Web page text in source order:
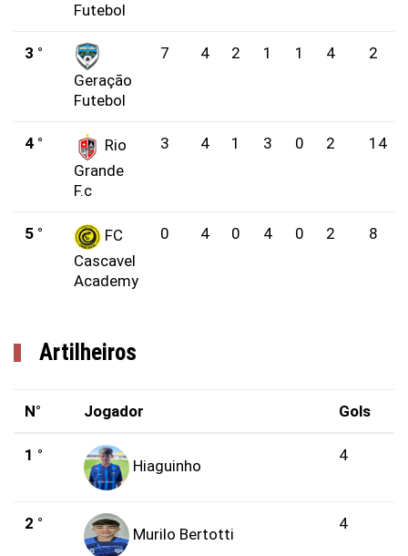
Futebol
3 °
Geração
Futebol
7 4 2 1 1 4 2
4 °
Rio
Grande
F.c
3 4 1 3 0 2 14
5 °
FC
Cascavel
Academy
0 4 0 4 0 2 8
Artilheiros
N° Jogador Gols
1 °
Hiaguinho
4
2 °
Murilo Bertotti
4